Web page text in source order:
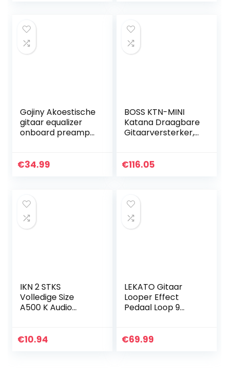
Gojiny Akoestische
gitaar equalizer
onboard preamp
€34.99
BOSS KTN-MINI
Katana Draagbare
Gitaarversterker,
naartoe te nemen
€116.05
IKN 2 STKS
Volledige Size
A500 K Audio
Gitaar Toon
€10.94
LEKATO Gitaar
Looper Effect
Pedaal Loop 9
Elektrische Gitaar
€69.99